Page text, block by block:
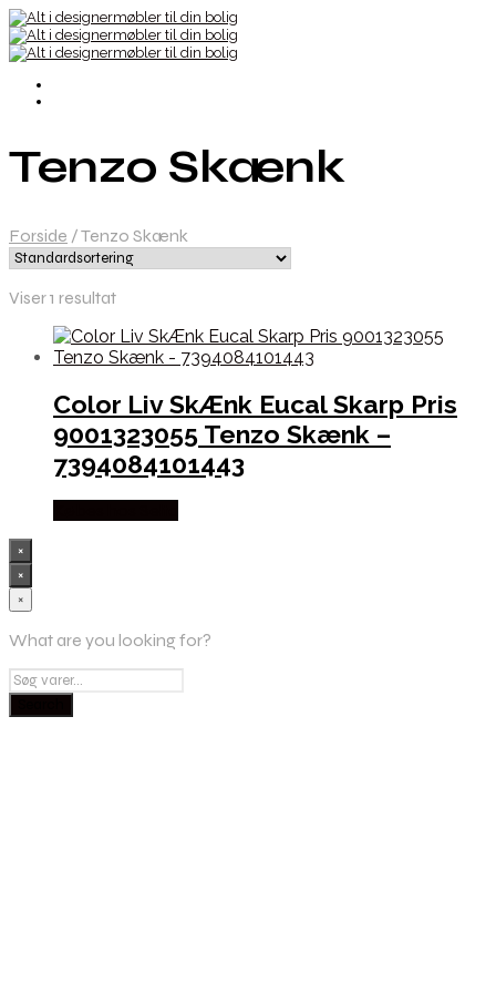
Tenzo Skænk
Forside /Tenzo Skænk
Viser 1 resultat
Color Liv SkÆnk Eucal Skarp Pris
9001323055 Tenzo Skænk –
7394084101443
×
×
×
What are you looking for?